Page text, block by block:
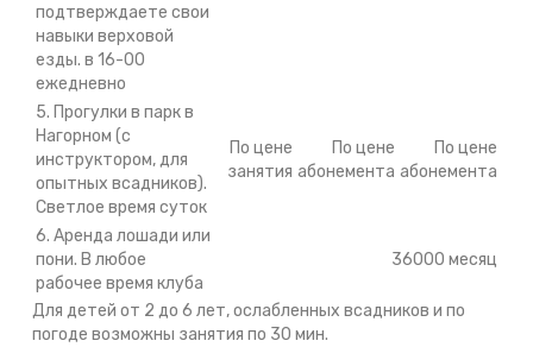
подтверждаете свои
навыки верховой
езды. в 16-00
ежедневно
5. Прогулки в парк в
Нагорном (с
инструктором, для
опытных всадников).
Светлое время суток
По цене
занятия
По цене
абонемента
По цене
абонемента
6. Аренда лошади или
пони. В любое
рабочее время клуба
36000 месяц
Для детей от 2 до 6 лет, ослабленных всадников и по
погоде возможны занятия по 30 мин.